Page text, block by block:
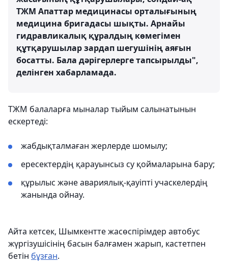
ТЖМ Апаттар медицинасы орталығының
медицина бригадасы шықты. Арнайы
гидравликалық құралдың көмегімен
құтқарушылар зардап шегушінің аяғын
босатты. Бала дәрігерлерге тапсырылды",
делінген хабарламада.
ТЖМ балаларға мыналар тыйым салынатынын
ескертеді:
жабдықталмаған жерлерде шомылу;
ересектердің қарауынсыз су қоймаларына бару;
құрылыс және авариялық-қауіпті учаскелердің
жанында ойнау.
Айта кетсек, Шымкентте жасөспірімдер автобус
жүргізушісінің басын балғамен жарып, кастетпен
бетін бұзған.